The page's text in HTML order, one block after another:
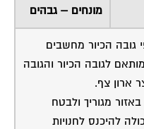
מונחים – גבהים
גובה הכיור מחשבים
לגובה הכיור והגובה
ארון צף.
מגוריך ולבטח
להיכנס לחנויות